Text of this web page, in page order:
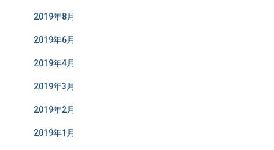
2019年8月
2019年6月
2019年4月
2019年3月
2019年2月
2019年1月